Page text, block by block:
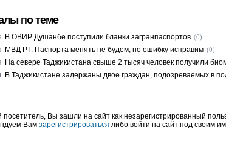
по теме
В ОВИР Душанбе поступили бланки загранпаспортов (0)
МВД РТ: Паспорта менять не будем, но ошибку исправим (0)
На севере Таджикистана свыше 2 тысяч человек получили
В Таджикистане задержаны двое граждан, подозреваемых в
Вы зашли на сайт как незарегистрированный
Вам зарегистрироваться либо войти на сайт под своим